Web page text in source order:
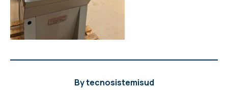
Bytecnosistemisud